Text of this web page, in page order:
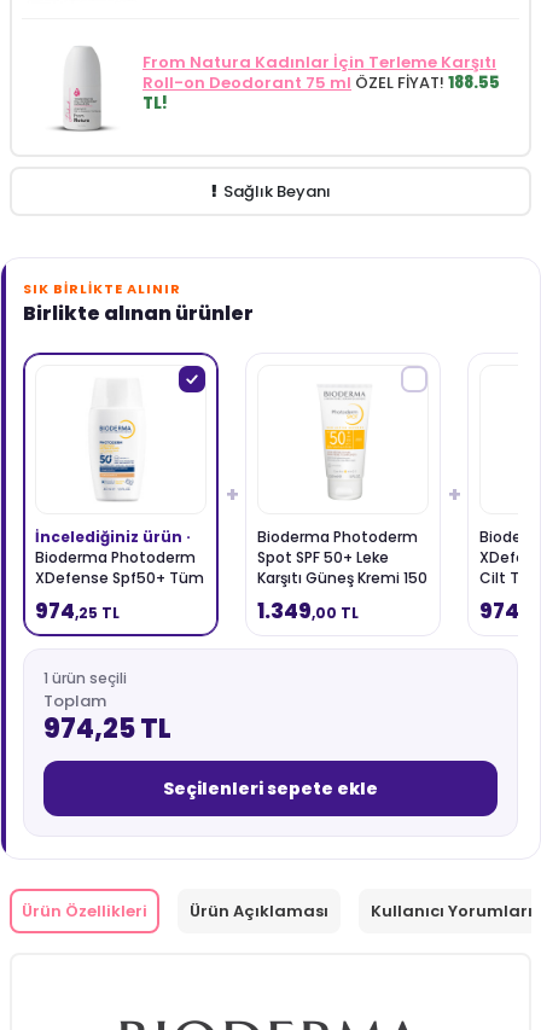
From Natura Kadınlar İçin Terleme Karşıtı
Roll-on Deodorant 75 ml ÖZEL FİYAT! 188.55
TL!
Sağlık Beyanı
SIK BIRLIKTE ALINIR
Birlikte alınan ürünler
İncelediğiniz ürün ·
Bioderma Photoderm
XDefense Spf50+ Tüm
Cilt Tipleri İçin Renkli
Güneş Kremi 40 ml -
Golden
974,25 TL
+
Bioderma Photoderm
Spot SPF 50+ Leke
Karşıtı Güneş Kremi 150
ml
1.349,00 TL
+
Cilt
Güneş
974
1 ürün seçili
Toplam
974,25 TL
Seçilenleri sepete ekle
Ürün Özellikleri Ürün Açıklaması Kullanıcı Yorumları